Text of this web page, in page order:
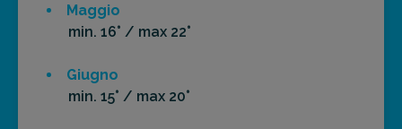
Maggio
min. 16° / max 22°
Giugno
min. 15° / max 20°